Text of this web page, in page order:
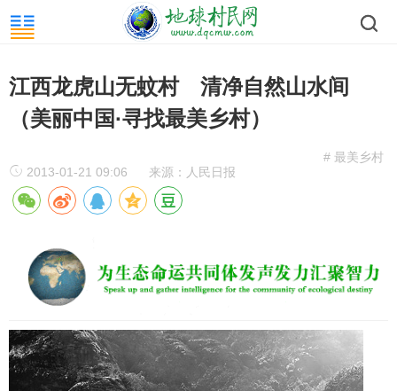
江西龙虎山无蚊村 清净自然山水间
（美丽中国·寻找最美乡村）
# 最美乡村
2013-01-21 09:06
来源：人民日报